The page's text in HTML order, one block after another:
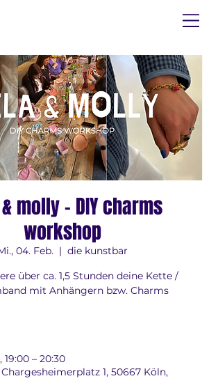
molly - DIY charms
workshop
04. Feb.
  |
die kunstbar
über ca. 1,5 Stunden deine Kette /
mit Anhängern bzw. Charms
19:00 – 20:30
1, 50667 Köln,